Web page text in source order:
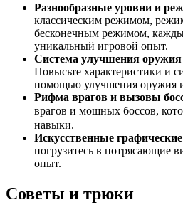
Разнообразные уровни и
классическим режимом,
бесконечным режимом,
уникальный игровой опыт.
Система улучшения оружия
Повысьте характеристики и
помощью улучшения оружия и
Рифма врагов и вызовы
врагов и мощных боссов,
навыки.
Искусственные
погрузитесь в потрясающие
опыт.
Советы и трюки